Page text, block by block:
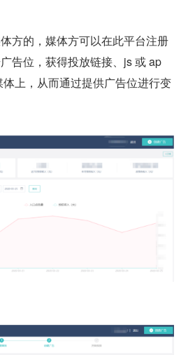
方的，媒体方可以在此平台注册
告位，获得投放链接、js 或 ap
上，从而通过提供广告位进行变